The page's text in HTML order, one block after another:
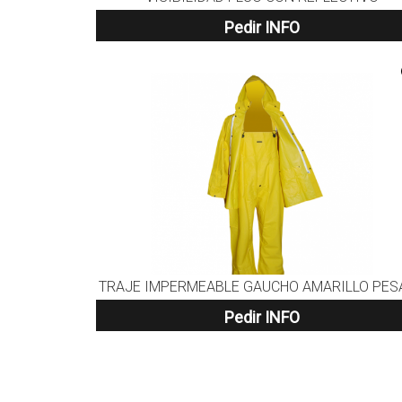
Pedir INFO
TRAJE IMPERMEABLE GAUCHO AMARILLO
Pedir INFO